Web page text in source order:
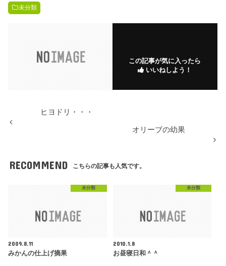
未分類
この記事が気に入ったら
いいねしよう！
ヒヨドリ・・・
オリーブの幼果
RECOMMEND こちらの記事も人気です。
未分類
2009.8.11
みかんの仕上げ摘果
未分類
2010.1.8
お昼寝日和＾＾